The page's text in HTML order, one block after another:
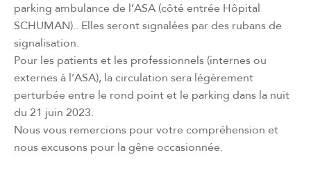
parking ambulance de l’ASA (côté entrée Hôpital
SCHUMAN).. Elles seront signalées par des rubans de
signalisation.
Pour les patients et les professionnels (internes ou
externes à l’ASA), la circulation sera légèrement
perturbée entre le rond point et le parking dans la nuit
du 21 juin 2023.
Nous vous remercions pour votre compréhension et
nous excusons pour la gêne occasionnée.